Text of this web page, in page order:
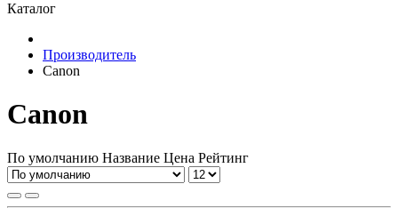
Каталог
Производитель
Canon
Canon
По умолчанию Название Цена Рейтинг